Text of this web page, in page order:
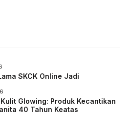
SKCK Online Jadi
Glowing: Produk Kecantikan
40 Tahun Keatas